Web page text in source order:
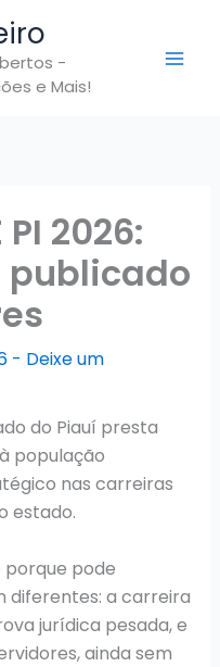
-
e Mais!
2026:
publicado
- Deixe um
do Piauí presta
população
nas carreiras
estado.
pode
diferentes: a carreira
jurídica pesada, e
ainda sem